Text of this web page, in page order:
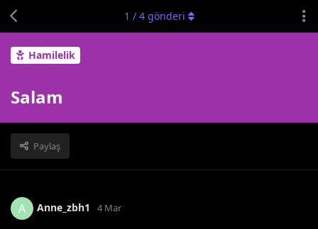
Hamilelik
Salam
Paylaş
1 / 4gönderi
A Anne_zbh1 4 Mar